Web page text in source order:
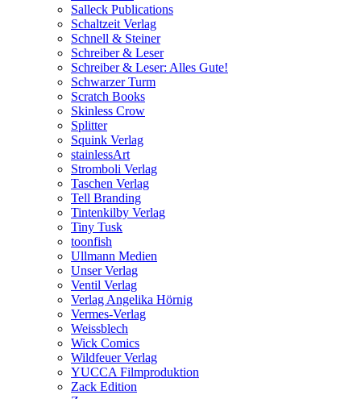
Salleck Publications
Schaltzeit Verlag
Schnell & Steiner
Schreiber & Leser
Schreiber & Leser: Alles Gute!
Schwarzer Turm
Scratch Books
Skinless Crow
Splitter
Squink Verlag
stainlessArt
Stromboli Verlag
Taschen Verlag
Tell Branding
Tintenkilby Verlag
Tiny Tusk
toonfish
Ullmann Medien
Unser Verlag
Ventil Verlag
Verlag Angelika Hörnig
Vermes-Verlag
Weissblech
Wick Comics
Wildfeuer Verlag
YUCCA Filmproduktion
Zack Edition